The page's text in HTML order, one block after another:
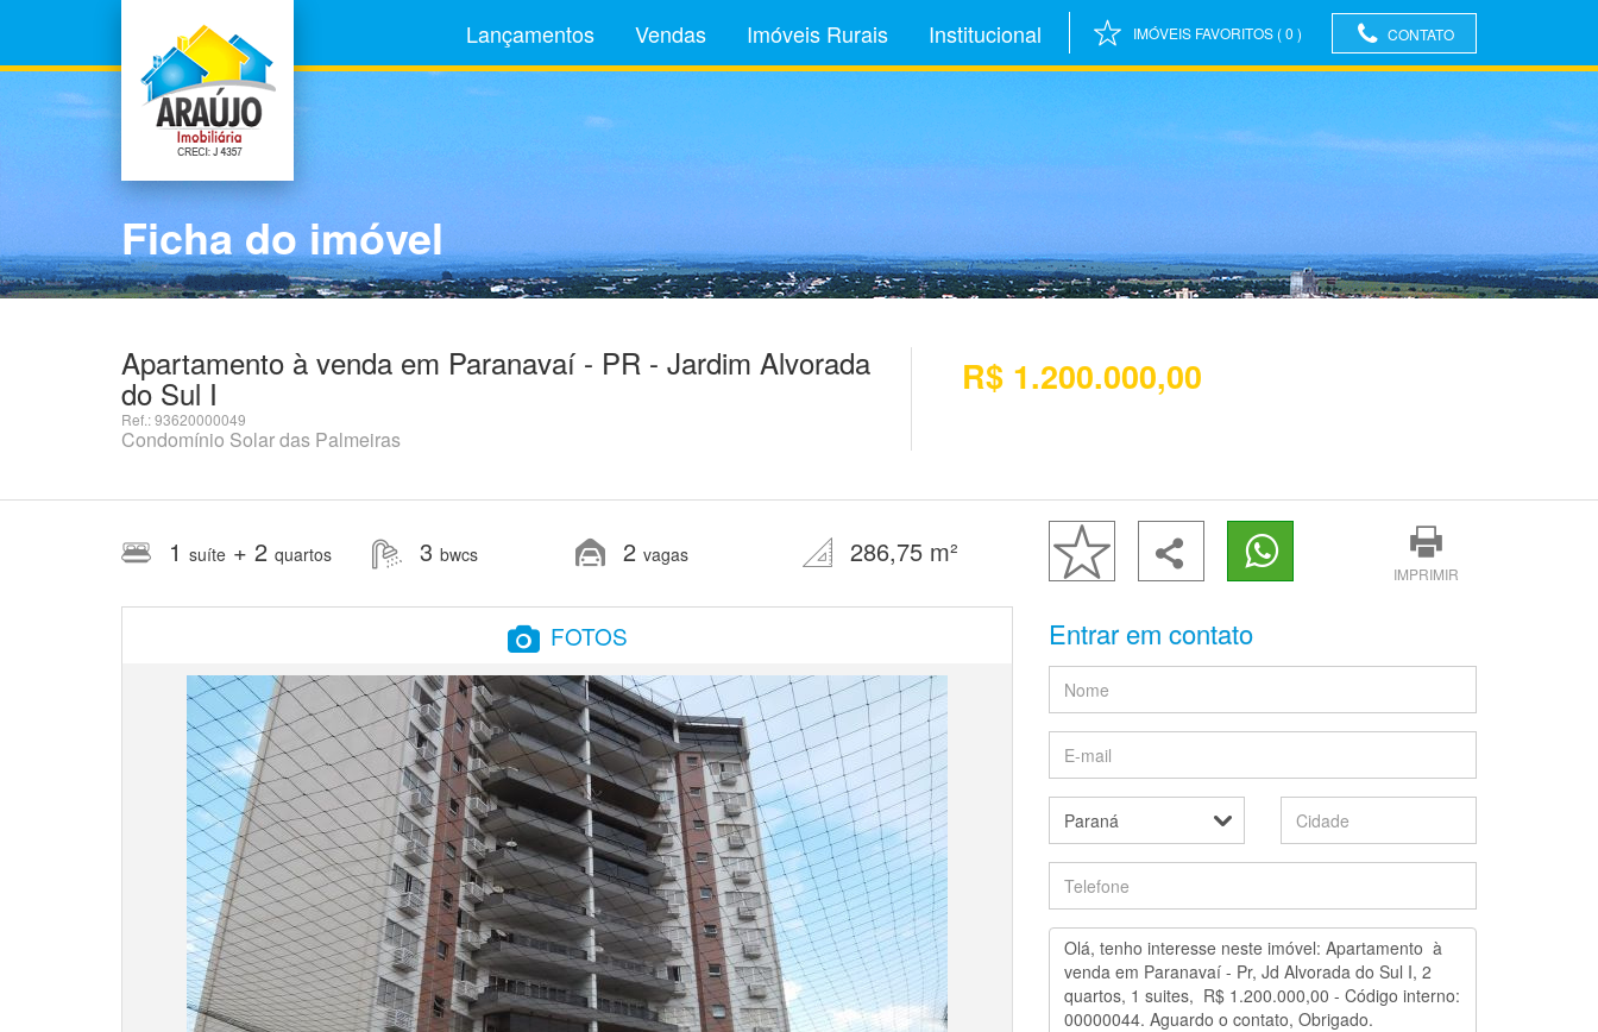
Lançamentos Vendas Imóveis Rurais Institucional IMÓVEIS FAVORITOS (0 ) CONTATO
Ficha do imóvel
Apartamento à venda em Paranavaí - PR - Jardim Alvorada
do Sul I
Ref.: 93620000049
Condomínio Solar das Palmeiras
R$ 1.200.000,00
1 suíte + 2 quartos 3 bwcs 2 vagas 286,75 m²
FOTOS
IMPRIMIR
Entrar em contato